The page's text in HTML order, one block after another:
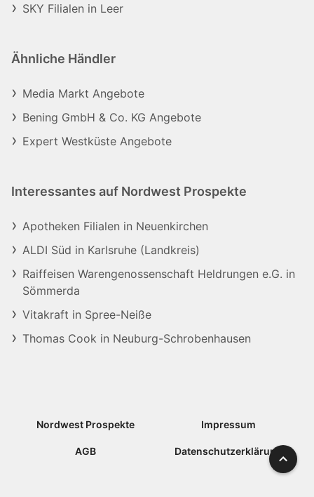
SKY Filialen in Leer
Ähnliche Händler
Media Markt Angebote
Bening GmbH & Co. KG Angebote
Expert Westküste Angebote
Interessantes auf Nordwest Prospekte
Apotheken Filialen in Neuenkirchen
ALDI Süd in Karlsruhe (Landkreis)
Raiffeisen Warengenossenschaft Heldrungen e.G. in
Sömmerda
Vitakraft in Spree-Neiße
Thomas Cook in Neuburg-Schrobenhausen
Nordwest Prospekte Impressum
AGB Datenschutzerklärung Nach